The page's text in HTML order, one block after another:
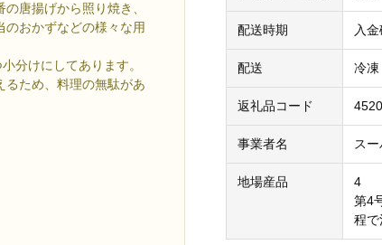
唐揚げから照り焼き、
おかずなどの様々な用
分けにしてあります。
るため、料理の無駄があ
配送時期 入
配送 冷凍
返礼品コード
事業者名 ス
地場産品
4
第4
程で